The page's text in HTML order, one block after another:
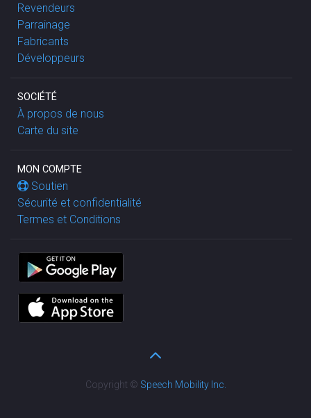
Revendeurs
Parrainage
Fabricants
Développeurs
SOCIÉTÉ
À propos de nous
Carte du site
MON COMPTE
Soutien
Sécurité et confidentialité
Termes et Conditions
Copyright © Speech Mobility Inc.